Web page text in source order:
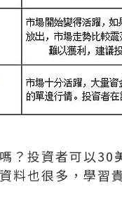
？投資者可以
料也很多，學習